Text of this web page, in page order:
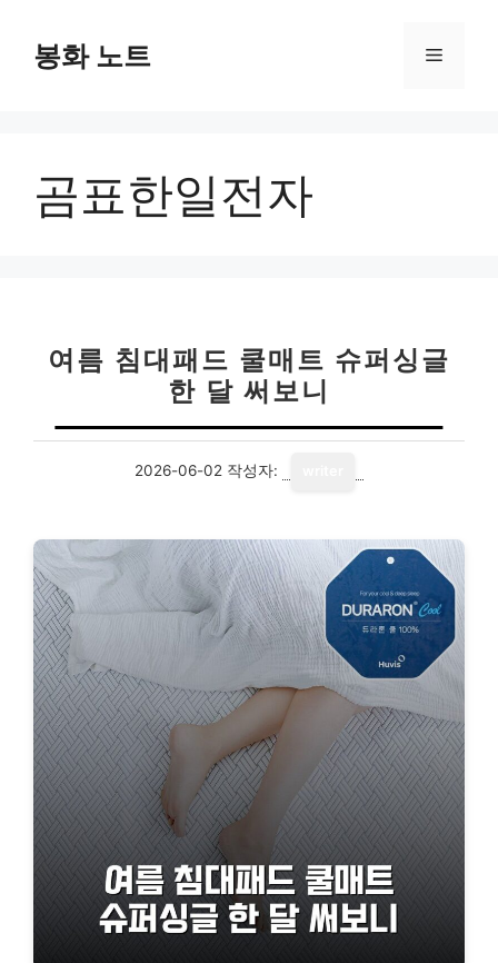
봉화 노트 메
곰표한일전자
여름 침대패드 쿨매트 슈퍼싱글
한 달 써보니
2026-06-02 작성자: